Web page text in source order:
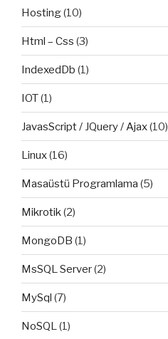
Hosting(10)
Html – Css (3)
IndexedDb (1)
IOT(1)
JavasScript / JQuery / Ajax(10)
Linux(16)
Masaüstü Programlama (5)
Mikrotik(2)
MongoDB (1)
MsSQL Server(2)
MySql (7)
NoSQL(1)